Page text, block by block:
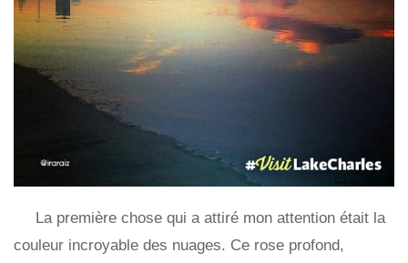
La première chose qui a attiré mon attention était la
couleur incroyable des nuages. Ce rose profond,